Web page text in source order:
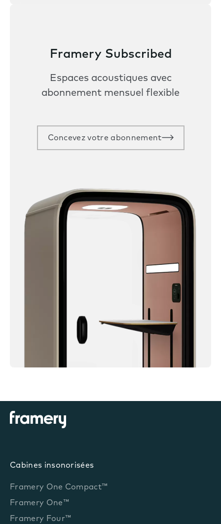
Framery Subscribed
Espaces acoustiques avec
abonnement mensuel flexible
Concevez votre abonnement
Cabines insonorisées
Framery One Compact™
Framery One™
Framery Four™